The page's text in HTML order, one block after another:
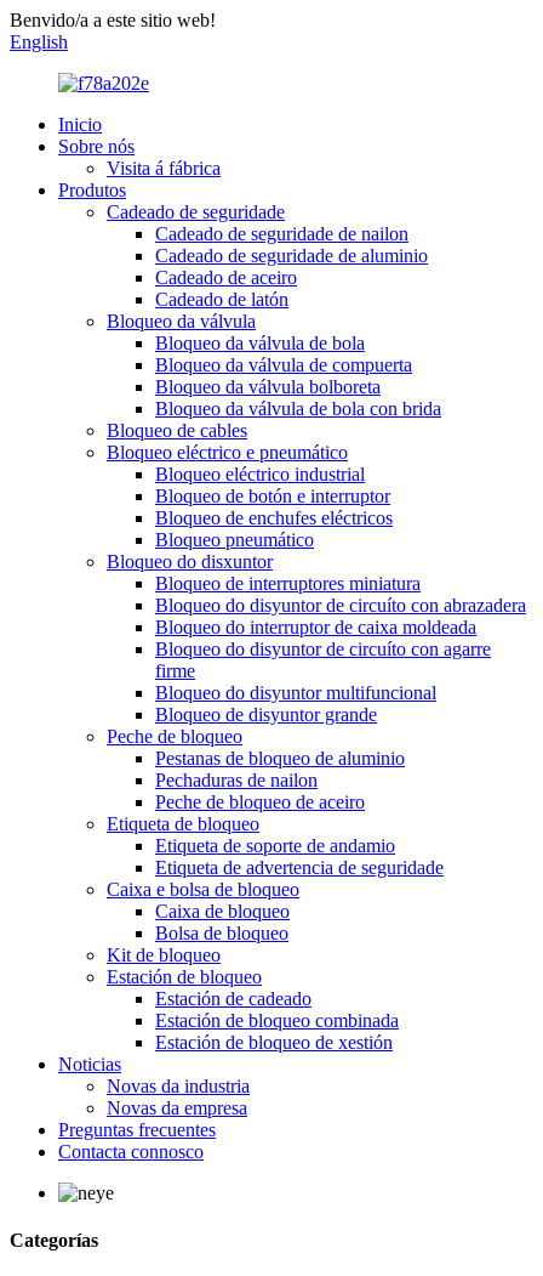
Benvido/a a este sitio web!
English
Inicio
Sobre nós
Visita á fábrica
Produtos
Cadeado de seguridade
Cadeado de seguridade de nailon
Cadeado de seguridade de aluminio
Cadeado de aceiro
Cadeado de latón
Bloqueo da válvula
Bloqueo da válvula de bola
Bloqueo da válvula de compuerta
Bloqueo da válvula bolboreta
Bloqueo da válvula de bola con brida
Bloqueo de cables
Bloqueo eléctrico e pneumático
Bloqueo eléctrico industrial
Bloqueo de botón e interruptor
Bloqueo de enchufes eléctricos
Bloqueo pneumático
Bloqueo do disxuntor
Bloqueo de interruptores miniatura
Bloqueo do disyuntor de circuíto con abrazadera
Bloqueo do interruptor de caixa moldeada
Bloqueo do disyuntor de circuíto con agarre
firme
Bloqueo do disyuntor multifuncional
Bloqueo de disyuntor grande
Peche de bloqueo
Pestanas de bloqueo de aluminio
Pechaduras de nailon
Peche de bloqueo de aceiro
Etiqueta de bloqueo
Etiqueta de soporte de andamio
Etiqueta de advertencia de seguridade
Caixa e bolsa de bloqueo
Caixa de bloqueo
Bolsa de bloqueo
Kit de bloqueo
Estación de bloqueo
Estación de cadeado
Estación de bloqueo combinada
Estación de bloqueo de xestión
Noticias
Novas da industria
Novas da empresa
Preguntas frecuentes
Contacta connosco
Categorías